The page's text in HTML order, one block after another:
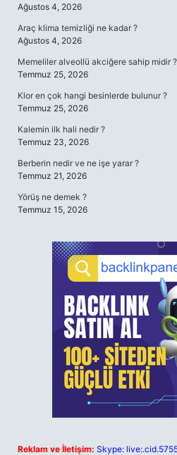
Ağustos 4, 2026
Araç klima temizliği ne kadar ?
Ağustos 4, 2026
Memeliler alveollü akciğere sahip midir ?
Temmuz 25, 2026
Klor en çok hangi besinlerde bulunur ?
Temmuz 25, 2026
Kalemin ilk hali nedir ?
Temmuz 23, 2026
Berberin nedir ve ne işe yarar ?
Temmuz 21, 2026
Yörüş ne demek ?
Temmuz 15, 2026
Reklam ve İletişim: Skype: